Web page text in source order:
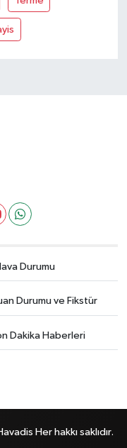
Durumu
Durumu ve Fikstür
Dakika Haberleri
Her hakkı saklıdır.